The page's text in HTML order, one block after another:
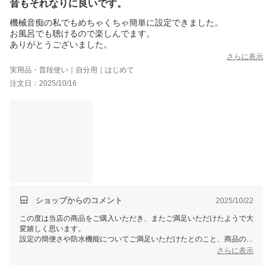
音もそれなりに良いです。
機械音痴の私でもめちゃくちゃ簡単に設定できました。
お風呂でも聴けるので楽しんでます。
ありがとうございました。
さらに表示
実用品・普段使い｜自分用｜はじめて
注文日：2025/10/16
ショップからのコメント 2025/10/22
この度は当店の商品をご購入いただき、またご満足いただけたようで大
変嬉しく思います。
設定の簡便さや防水機能についてご満足いただけたとのこと、商品の魅
さらに表示